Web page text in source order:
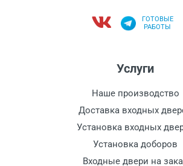
ГОТОВЫЕ
РАБОТЫ
Услуги
Наше производство
Доставка входных
Установка входных
Установка доборов
Входные двери на